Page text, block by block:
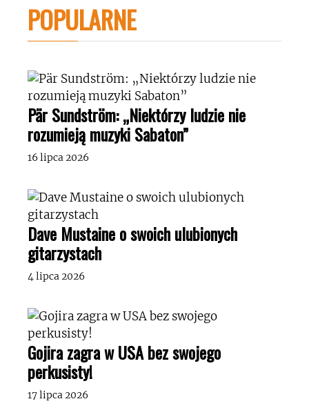
POPULARNE
Pär Sundström: „Niektórzy ludzie nie
rozumieją muzyki Sabaton”
16 lipca 2026
Dave Mustaine o swoich ulubionych
gitarzystach
4 lipca 2026
Gojira zagra w USA bez swojego
perkusisty!
17 lipca 2026